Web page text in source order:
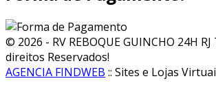
© 2026 - RV REBOQUE GUINCHO 24H
direitos Reservados!
AGENCIA FINDWEB :: Sites e Lojas